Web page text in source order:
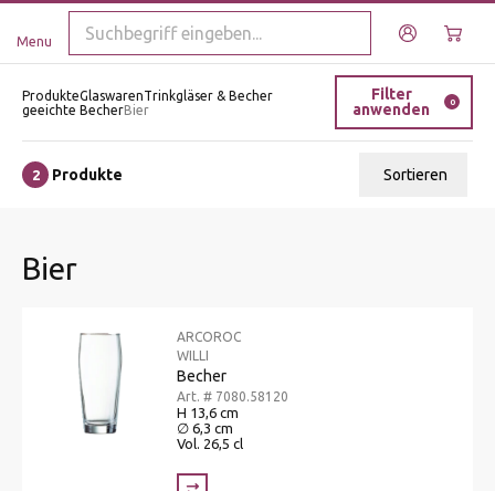
Menu
ProdukteGlaswarenTrinkgläser & Becher
geeichte BecherBier
Filter
anwenden
0
2 Produkte Sortieren
Bier
ARCOROC
WILLI
Becher
Art. # 7080.58120
H 13,6 cm
∅ 6,3 cm
Vol. 26,5 cl